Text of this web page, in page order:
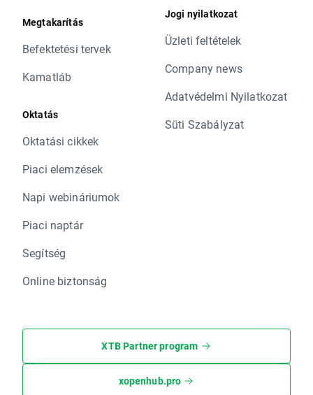
Megtakarítás
Befektetési tervek
Kamatláb
Oktatás
Oktatási cikkek
Piaci elemzések
Napi webináriumok
Piaci naptár
Segítség
Online biztonság
Jogi nyilatkozat
Üzleti feltételek
Company news
Adatvédelmi Nyilatkozat
Süti Szabályzat
XTB Partner program
xopenhub.pro